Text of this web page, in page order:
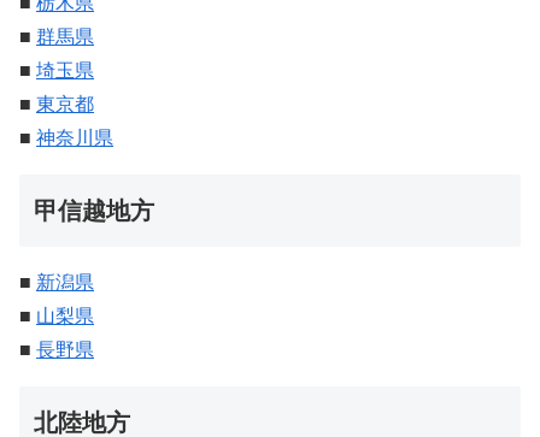
■ 群馬県
■ 埼玉県
■ 東京都
■ 神奈川県
甲信越地方
■ 新潟県
■ 山梨県
■ 長野県
北陸地方